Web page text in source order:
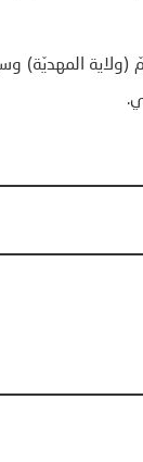
(ولاية المهديّة)